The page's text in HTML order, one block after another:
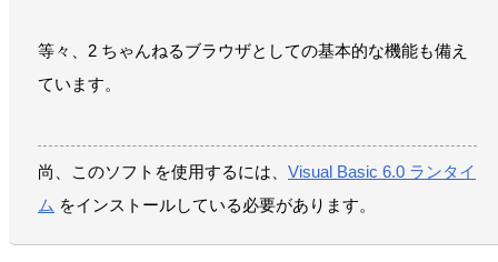
等々、2 ちゃんねるブラウザとしての基本的な機能も備え
ています。
尚、このソフトを使用するには、 Visual Basic 6.0 ランタイ
ム をインストールしている必要があります。